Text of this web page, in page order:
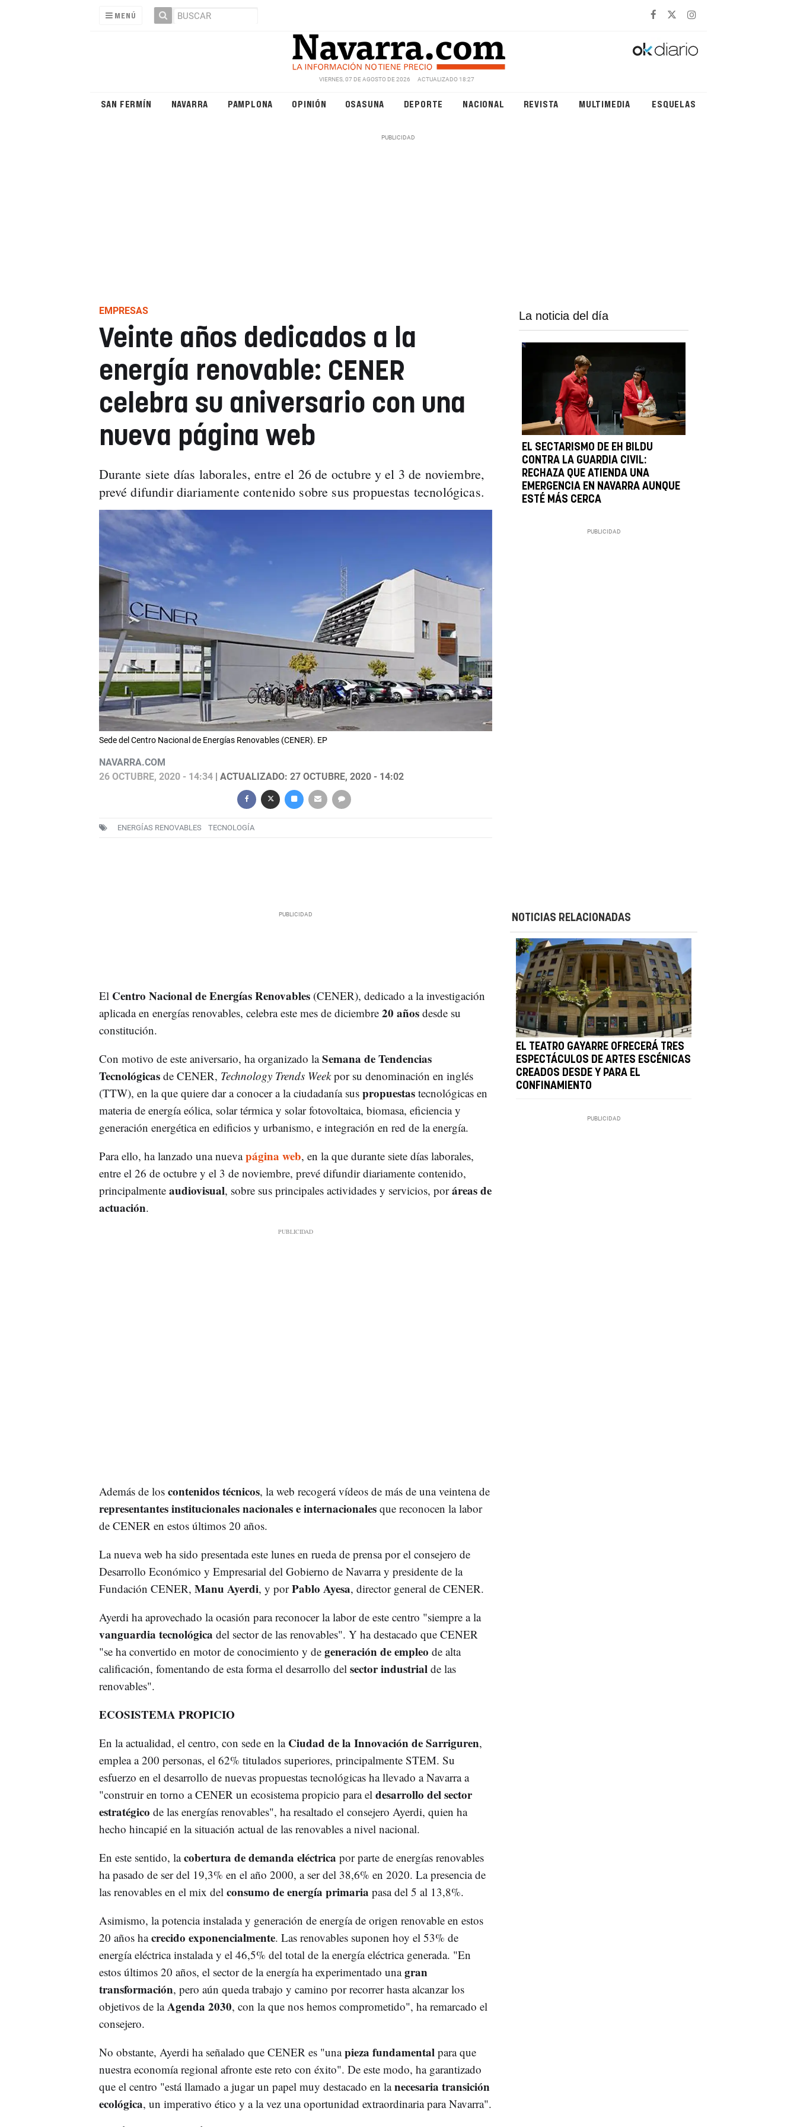
MENÚ
VIERNES, 07 DE AGOSTO DE 2026 ACTUALIZADO 18:27
SAN FERMÍN NAVARRA PAMPLONA OPINIÓN OSASUNA DEPORTE NACIONAL REVISTA MULTIMEDIA ESQUELAS
EMPRESAS
Veinte años dedicados a la
energía renovable: CENER
celebra su aniversario con una
nueva página web
Durante siete días laborales, entre el 26 de octubre y el 3 de noviembre,
prevé difundir diariamente contenido sobre sus propuestas tecnológicas.
Sede del Centro Nacional de Energías Renovables (CENER). EP
NAVARRA.COM
26 OCTUBRE, 2020 - 14:34| ACTUALIZADO: 27 OCTUBRE, 2020 - 14:02
ENERGÍAS RENOVABLES TECNOLOGÍA
La noticia del día
EL SECTARISMO DE EH BILDU
CONTRA LA GUARDIA CIVIL:
RECHAZA QUE ATIENDA UNA
EMERGENCIA EN NAVARRA AUNQUE
ESTÉ MÁS CERCA
El Centro Nacional de Energías Renovables(CENER), dedicado a la investigación
aplicada en energías renovables, celebra este mes de diciembre 20 años desde su
constitución.
Con motivo de este aniversario, ha organizado laSemana de Tendencias
Tecnológicas de CENER, Technology Trends Weekpor su denominación en inglés
(TTW), en la que quiere dar a conocer a la ciudadanía sus propuestas tecnológicas en
materia de energía eólica, solar térmica y solar fotovoltaica, biomasa, eficiencia y
generación energética en edificios y urbanismo, e integración en red de la energía.
Para ello, ha lanzado una nuevapágina web, en la que durante siete días laborales,
entre el 26 de octubre y el 3 de noviembre, prevé difundir diariamente contenido,
principalmente audiovisual, sobre sus principales actividades y servicios, poráreas de
actuación.
Además de los contenidos técnicos, la web recogerá vídeos de más de una veintena de
representantes institucionales nacionales e internacionales que reconocen la labor
de CENER en estos últimos 20 años.
La nueva web ha sido presentada este lunes en rueda de prensa por el consejero de
Desarrollo Económico y Empresarial del Gobierno de Navarra y presidente de la
Fundación CENER, Manu Ayerdi, y porPablo Ayesa, director general de CENER.
Ayerdi ha aprovechado la ocasión para reconocer la labor de este centro "siempre a la
vanguardia tecnológica del sector de las renovables". Y ha destacado que CENER
"se ha convertido en motor de conocimiento y de generación de empleo de alta
calificación, fomentando de esta forma el desarrollo del sector industrial de las
renovables".
ECOSISTEMA PROPICIO
En la actualidad, el centro, con sede en la Ciudad de la Innovación de Sarriguren,
emplea a 200 personas, el 62% titulados superiores, principalmente STEM. Su
esfuerzo en el desarrollo de nuevas propuestas tecnológicas ha llevado a Navarra a
"construir en torno a CENER un ecosistema propicio para el desarrollo del sector
estratégico de las energías renovables", ha resaltado el consejero Ayerdi, quien ha
hecho hincapié en la situación actual de las renovables a nivel nacional.
En este sentido, lacobertura de demanda eléctrica por parte de energías renovables
ha pasado de ser del 19,3% en el año 2000, a ser del 38,6% en 2020. La presencia de
las renovables en el mix del consumo de energía primaria pasa del 5 al 13,8%.
Asimismo, la potencia instalada y generación de energía de origen renovable en estos
20 años hacrecido exponencialmente. Las renovables suponen hoy el 53% de
energía eléctrica instalada y el 46,5% del total de la energía eléctrica generada. "En
estos últimos 20 años, el sector de la energía ha experimentado unagran
transformación, pero aún queda trabajo y camino por recorrer hasta alcanzar los
objetivos de laAgenda 2030, con la que nos hemos comprometido", ha remarcado el
consejero.
No obstante, Ayerdi ha señalado que CENER es "unapieza fundamental para que
nuestra economía regional afronte este reto con éxito". De este modo, ha garantizado
que el centro "está llamado a jugar un papel muy destacado en lanecesaria transición
ecológica, un imperativo ético y a la vez una oportunidad extraordinaria para Navarra".
NOTICIAS RELACIONADAS
EL TEATRO GAYARRE OFRECERÁ TRES
ESPECTÁCULOS DE ARTES ESCÉNICAS
CREADOS DESDE Y PARA EL
CONFINAMIENTO